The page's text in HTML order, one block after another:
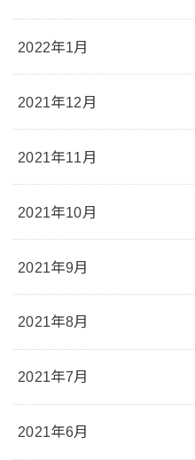
2022年1月
2021年12月
2021年11月
2021年10月
2021年9月
2021年8月
2021年7月
2021年6月